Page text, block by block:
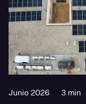
Junio 2026 3 min